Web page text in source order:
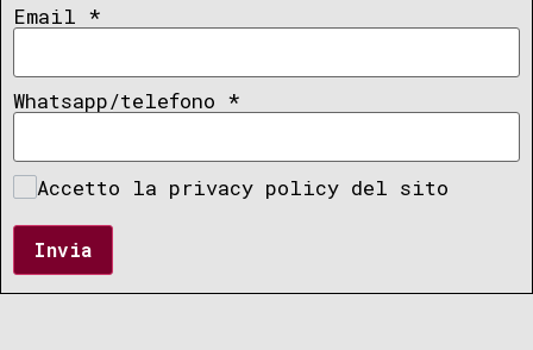
Email *
Whatsapp/telefono *
Accetto la privacy policy del sito
Invia